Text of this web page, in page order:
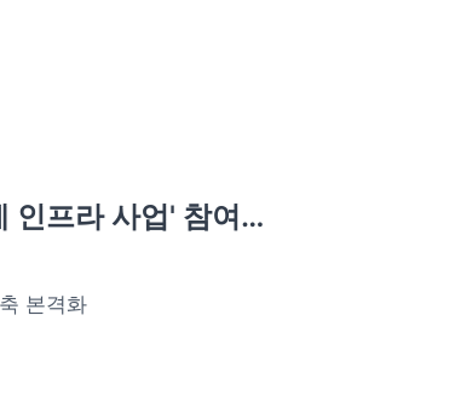
인프라 사업' 참여…
본격화